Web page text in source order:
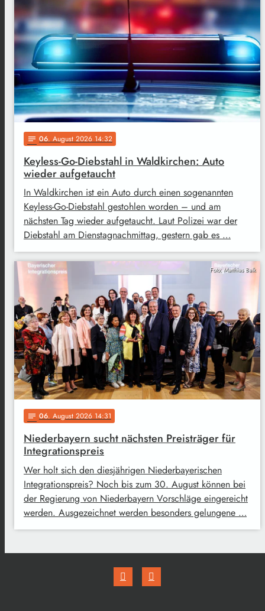
notes 06. August 2026 14:32
Keyless-Go-Diebstahl in Waldkirchen: Auto
wieder aufgetaucht
In Waldkirchen ist ein Auto durch einen sogenannten
Keyless-Go-Diebstahl gestohlen worden – und am
nächsten Tag wieder aufgetaucht. Laut Polizei war der
Diebstahl am Dienstagnachmittag, gestern gab es …
Foto: Matthias Balk
notes 06. August 2026 14:31
Niederbayern sucht nächsten Preisträger für
Integrationspreis
Wer holt sich den diesjährigen Niederbayerischen
Integrationspreis? Noch bis zum 30. August können bei
der Regierung von Niederbayern Vorschläge eingereicht
werden. Ausgezeichnet werden besonders gelungene …